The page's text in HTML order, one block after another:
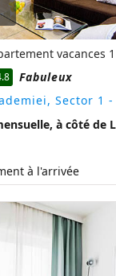
vacances
Fabuleux
Sector 1 -
à côté de
à l'arrivée